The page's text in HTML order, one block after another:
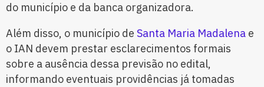
do município e da banca organizadora.
Além disso, o município de Santa Maria Madalena e
o IAN devem prestar esclarecimentos formais
sobre a ausência dessa previsão no edital,
informando eventuais providências já tomadas